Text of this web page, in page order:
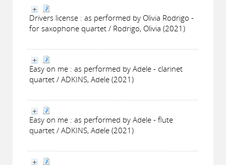
Drivers license : as performed by Olivia Rodrigo -
for saxophone quartet / Rodrigo, Olivia (2021)
Easy on me : as performed by Adele - clarinet
quartet / ADKINS, Adele (2021)
Easy on me : as performed by Adele - flute
quartet / ADKINS, Adele (2021)